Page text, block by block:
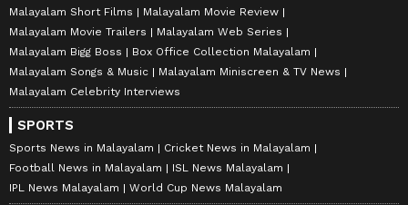
Malayalam Short Films
Malayalam Movie Review
Malayalam Movie Trailers
Malayalam Web Series
Malayalam Bigg Boss
Box Office Collection Malayalam
Malayalam Songs & Music
Malayalam Miniscreen & TV News
Malayalam Celebrity Interviews
SPORTS
Sports News in Malayalam
Cricket News in Malayalam
Football News in Malayalam
ISL News Malayalam
IPL News Malayalam
World Cup News Malayalam